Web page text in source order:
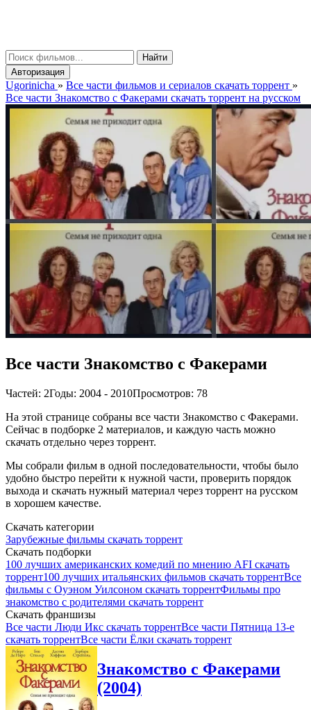
Найти
Авторизация
Ugorinicha » Все части фильмов и сериалов скачать торрент »
Все части Знакомство с Факерами скачать торрент на русском
Все части Знакомство с Факерами
Частей: 2Годы: 2004 - 2010Просмотров: 78
На этой странице собраны все части Знакомство с Факерами.
Сейчас в подборке 2 материалов, и каждую часть можно
скачать отдельно через торрент.
Мы собрали фильм в одной последовательности, чтобы было
удобно быстро перейти к нужной части, проверить порядок
выхода и скачать нужный материал через торрент на русском
в хорошем качестве.
Скачать категории
Зарубежные фильмы скачать торрент
Скачать подборки
100 лучших американских комедий по мнению AFI скачать
торрент100 лучших итальянских фильмов скачать торрентВсе
фильмы с Оуэном Уилсоном скачать торрентФильмы про
знакомство с родителями скачать торрент
Скачать франшизы
Все части Люди Икс скачать торрентВсе части Пятница 13-е
скачать торрентВсе части Ёлки скачать торрент
Знакомство с Факерами
(2004)